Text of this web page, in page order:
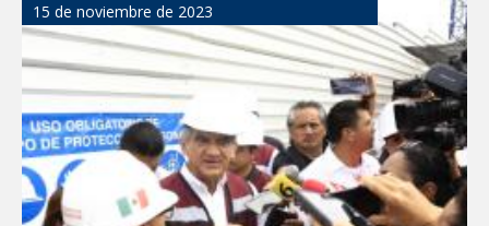
15 de noviembre de 2023